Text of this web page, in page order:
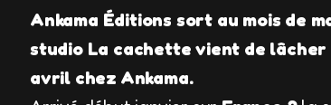
Ankama Éditions sort au mois de
studio La cachette vient de
avril chez Ankama.